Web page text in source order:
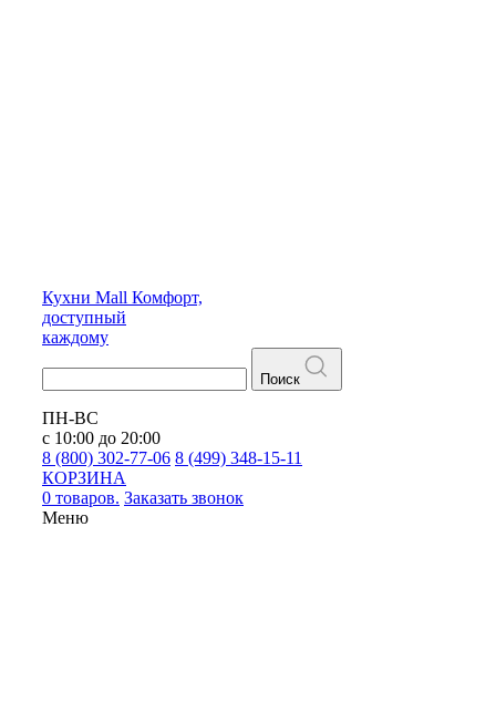
Кухни Mall Комфорт,
доступный
каждому
Поиск
ПН-ВС
с 10:00 до 20:00
8 (800) 302-77-06 8 (499) 348-15-11
КОРЗИНА
0 товаров. Заказать звонок
Меню